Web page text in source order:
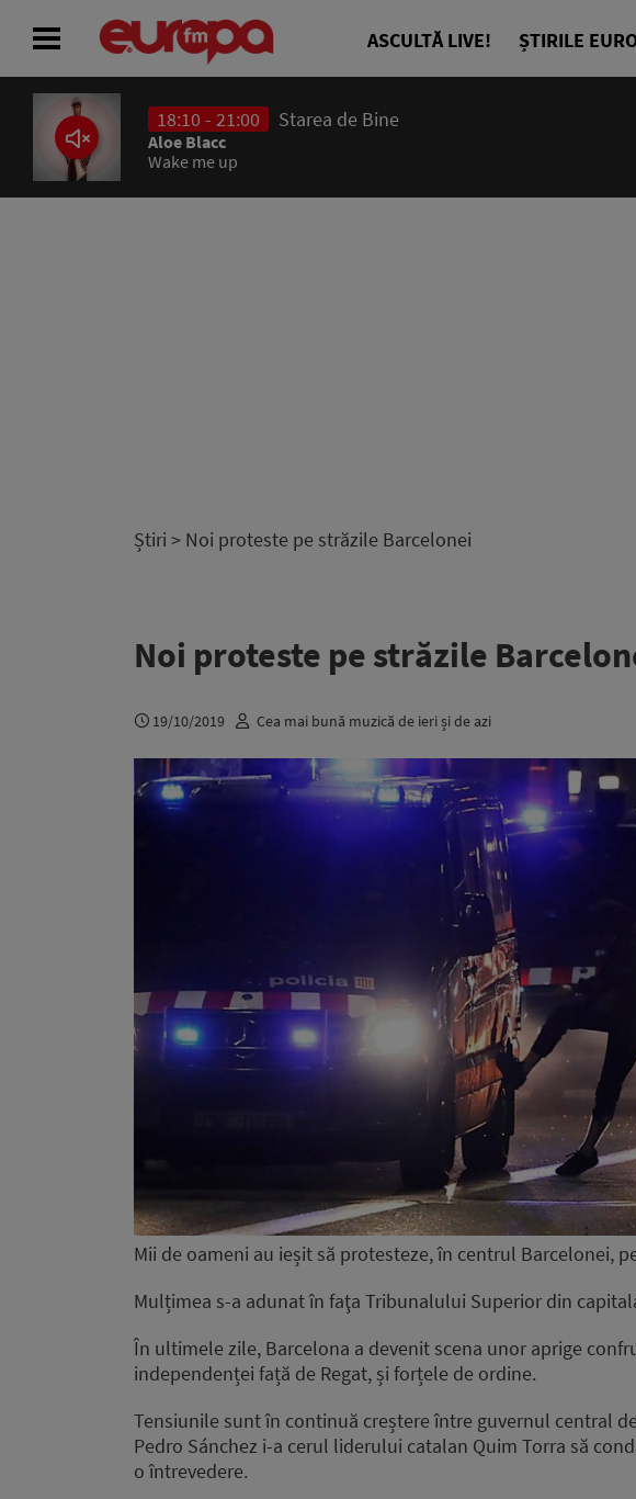
ASCULTĂ LIVE! ȘTIRILE
18:10 - 21:00 Starea de Bine
Aloe Blacc
Wake me up
Știri > Noi proteste pe străzile Barcelonei
Noi proteste pe străzile
19/10/2019 Cea mai bună muzică de ieri și de azi
Mii de oameni au ieșit să protesteze, în centrul Barcelonei,
Mulțimea s-a adunat în faţa Tribunalului Superior din
În ultimele zile, Barcelona a devenit scena unor aprige
independenței față de Regat, și forțele de ordine.
Tensiunile sunt în continuă creștere între guvernul central
Pedro Sánchez i-a cerul liderului catalan Quim Torra să
o întrevedere.
ACASĂ
ȘTIRI